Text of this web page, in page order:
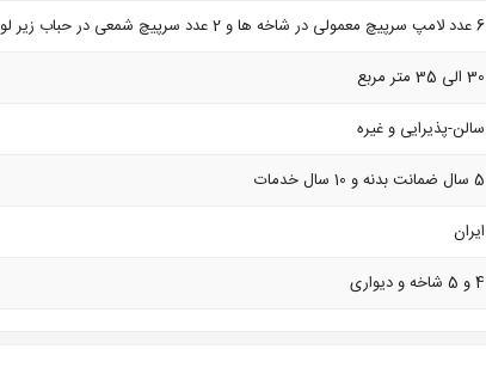
6 عدد لامپ سرپیچ معمولی در شاخه ها و 2 عدد سرپیچ شمعی در حباب زیر لوستر
30 الی 35 متر مربع
سالن-پذیرایی و غیره
5 سال ضمانت بدنه و 10 سال خدمات
ایران
4 و 5 شاخه و دیواری